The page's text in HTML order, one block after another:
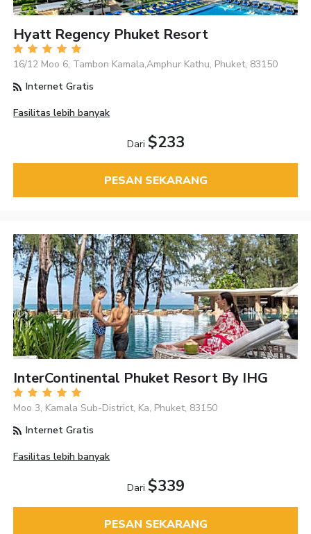
Hyatt Regency Phuket Resort
16/12 Moo 6, Tambon Kamala,Amphur Kathu, Phuket, 83150
Internet Gratis
Fasilitas lebih banyak
Dari $233
PESAN SEKARANG
InterContinental Phuket Resort By IHG
Moo 3, Kamala Sub-District, Ka, Phuket, 83150
Internet Gratis
Fasilitas lebih banyak
Dari $339
PESAN SEKARANG